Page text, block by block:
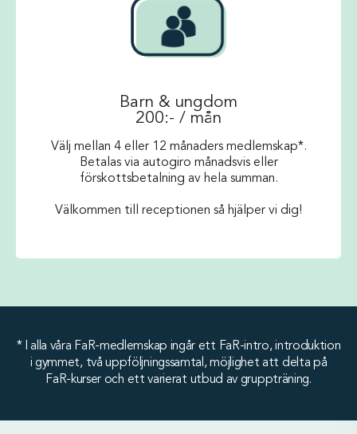
Barn & ungdom
200:- / mån
Välj mellan 4 eller 12 månaders medlemskap*.
Betalas via autogiro månadsvis eller
förskottsbetalning av hela summan.
Välkommen till receptionen så hjälper vi dig!
* I alla våra FaR-medlemskap ingår ett FaR-intro, introduktion
i gymmet, två uppföljningssamtal, möjlighet att delta på
FaR-kurser och ett varierat utbud av gruppträning.